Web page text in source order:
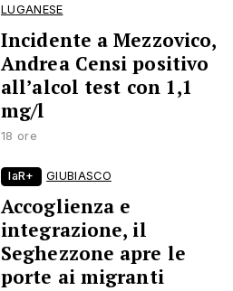
LUGANESE
Incidente a Mezzovico,
Andrea Censi positivo
all’alcol test con 1,1
mg/l
18 ore
laR+ GIUBIASCO
Accoglienza e
integrazione, il
Seghezzone apre le
porte ai migranti